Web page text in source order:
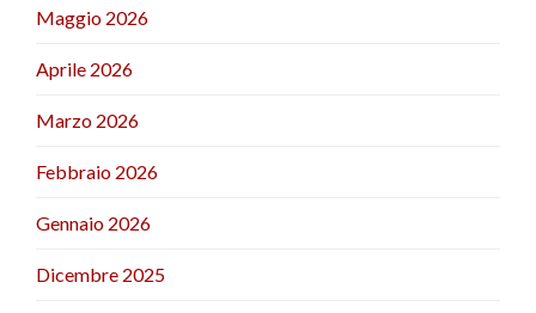
Maggio 2026
Aprile 2026
Marzo 2026
Febbraio 2026
Gennaio 2026
Dicembre 2025